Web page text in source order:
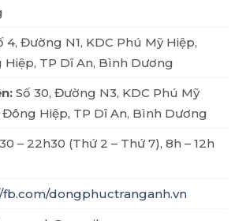
4, Đường N1, KDC Phú Mỹ Hiệp,
TP Dĩ An, Bình Dương
Số 30, Đường N3, KDC Phú Mỹ
Hiệp, TP Dĩ An, Bình Dương
– 22h30 (Thứ 2 – Thứ 7), 8h – 12h
fb.com/dongphuctranganh.vn